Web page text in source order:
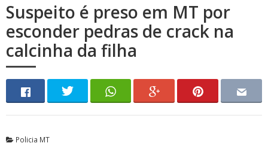
Suspeito é preso em MT por
esconder pedras de crack na
calcinha da filha
Policia MT